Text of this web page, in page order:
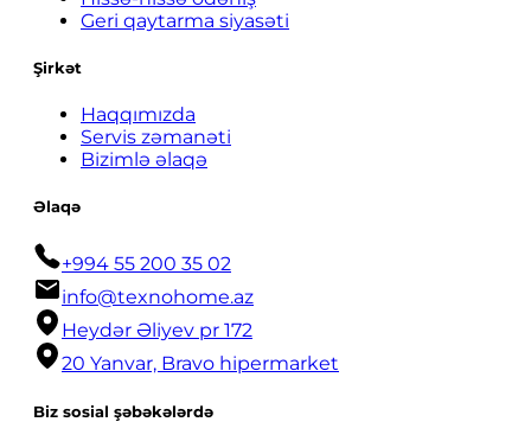
Geri qaytarma siyasəti
Şirkət
Haqqımızda
Servis zəmanəti
Bizimlə əlaqə
Əlaqə
+994 55 200 35 02
info@texnohome.az
Heydər Əliyev pr 172
20 Yanvar, Bravo hipermarket
Biz sosial şəbəkələrdə